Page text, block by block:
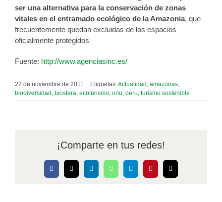
ser una alternativa para la conservación de zonas
vitales en el entramado ecológico de la Amazonia, que
frecuentemente quedan excluidas de los espacios
oficialmente protegidos
Fuente: http://www.agenciasinc.es/
22 de noviembre de 2011 Etiquetas:Actualidad , amazonas,
biodiversidad , biosfera, ecoturismo, onu, peru, turismo sostenible
¡Comparte en tus redes!
Facebook
X LinkedInWhatsAppTelegramPinterestCorreo
electrónico